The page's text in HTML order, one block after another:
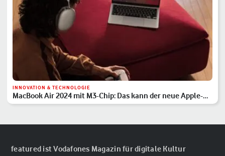
INNOVATION & TECHNOLOGIE
MacBook Air 2024 mit M3-Chip: Das kann der neue Apple-
Laptop
featured ist Vodafones Magazin für digitale Kultur